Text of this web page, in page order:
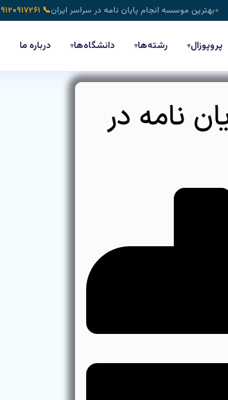
بهترین موسسه انجام پایان نامه در سراسر ایران📞 ۰۹۱۲۰۹۱۷۲۶۱
پروپوزال▾ رشته‌ها▾ دانشگاه‌ها▾ درباره ما
نامه در